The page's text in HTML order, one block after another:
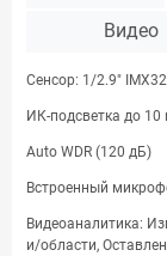
Видео
Сенсор: 1/2.9"
ИК-подсветка до
Auto WDR (120 дБ)
Встроенный
Видеоаналитика:
и/области,